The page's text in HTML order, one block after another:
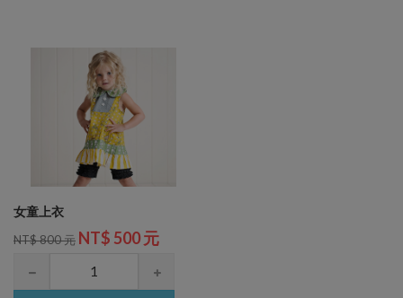
女童上衣
NT$ 800 元 NT$ 500 元